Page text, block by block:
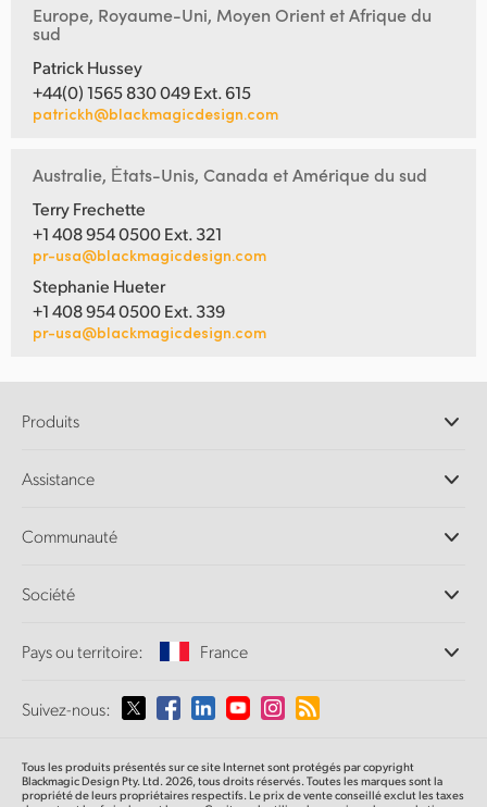
Europe, Royaume-Uni, Moyen Orient et Afrique du
sud
Patrick Hussey
+44(0) 1565 830 049 Ext. 615
patrickh@blackmagicdesign.com
Australie, Ėtats-Unis, Canada et Amérique du sud
Terry Frechette
+1 408 954 0500 Ext. 321
pr-usa@blackmagicdesign.com
Stephanie Hueter
+1 408 954 0500 Ext. 339
pr-usa@blackmagicdesign.com
Produits
Logiciels DaVinci Resolve et Fusion
Ultimatte
Capture et lecture
Conversion de standards
Stockage en réseau
Routage et distribution
Diffusion et encodage
Assistance
Centre d'assistance technique
Communauté
Société
À propos de Blackmagic Design
Médias
Pays ou territoire: France
Sélectionnez un pays
Suivez-nous:
Tous les produits présentés sur ce site Internet sont protégés par copyright
Blackmagic Design Pty. Ltd. 2026, tous droits réservés. Toutes les marques sont la
propriété de leurs propriétaires respectifs. Le prix de vente conseillé exclut les taxes